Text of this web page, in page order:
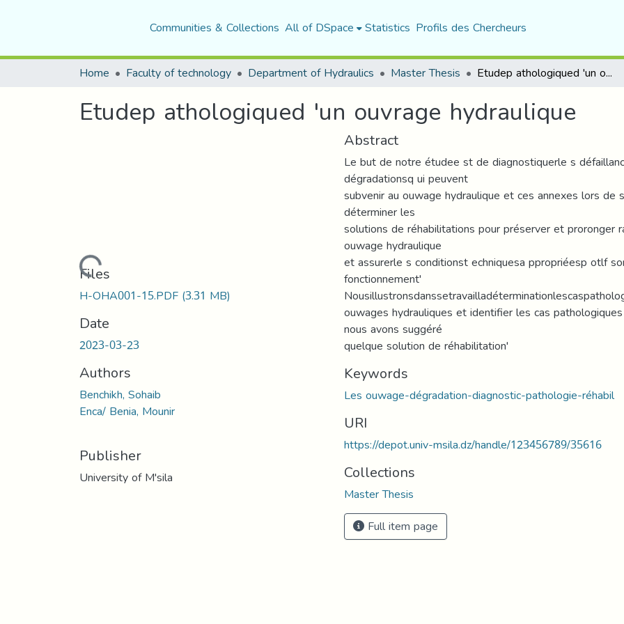
Communities & Collections All of DSpace Statistics Profils des Chercheurs
Home Faculty of technology Department of Hydraulics Master Thesis Etudep athologiqued 'un ouvrage hydraulique
Etudep athologiqued 'un ouvrage hydraulique
Loading...
Files
H-OHA001-15.PDF(3.31 MB)
Date
2023-03-23
Authors
Benchikh, Sohaib
Enca/ Benia, Mounir
Publisher
University of M'sila
Abstract
Le but de notre étudee st de diagnostiquerle s
dégradationsq ui peuvent
subvenir au ouwage hydraulique et ces annexes lors
déterminer les
solutions de réhabilitations pour préserver et proronger
ouwage hydraulique
et assurerle s conditionst echniquesa ppropriéesp otlf
fonctionnement'
ouwages hydrauliques et identifier les cas
nous avons suggéré
quelque solution de réhabilitation'
Keywords
Les ouwage-dégradation-diagnostic-pathologie-réhabil
URI
https://depot.univ-msila.dz/handle/123456789/35616
Collections
Master Thesis
Full item page